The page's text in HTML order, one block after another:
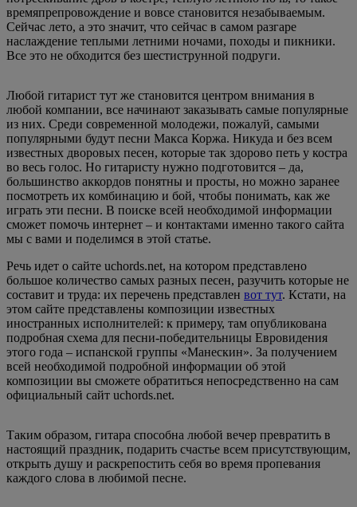
времяпрепровождение и вовсе становится незабываемым.
Сейчас лето, а это значит, что сейчас в самом разгаре
наслаждение теплыми летними ночами, походы и пикники.
Все это не обходится без шестиструнной подруги.
Любой гитарист тут же становится центром внимания в
любой компании, все начинают заказывать самые популярные
из них. Среди современной молодежи, пожалуй, самыми
популярными будут песни Макса Коржа. Никуда и без всем
известных дворовых песен, которые так здорово петь у костра
во весь голос. Но гитаристу нужно подготовится – да,
большинство аккордов понятны и просты, но можно заранее
посмотреть их комбинацию и бой, чтобы понимать, как же
играть эти песни. В поиске всей необходимой информации
сможет помочь интернет – и контактами именно такого сайта
мы с вами и поделимся в этой статье.
Речь идет о сайте uchords.net, на котором представлено
большое количество самых разных песен, разучить которые не
составит и труда: их перечень представлен вот тут. Кстати, на
этом сайте представлены композиции известных
иностранных исполнителей: к примеру, там опубликована
подробная схема для песни-победительницы Евровидения
этого года – испанской группы «Манескин». За получением
всей необходимой подробной информации об этой
композиции вы сможете обратиться непосредственно на сам
официальный сайт uchords.net.
Таким образом, гитара способна любой вечер превратить в
настоящий праздник, подарить счастье всем присутствующим,
открыть душу и раскрепостить себя во время пропевания
каждого слова в любимой песне.